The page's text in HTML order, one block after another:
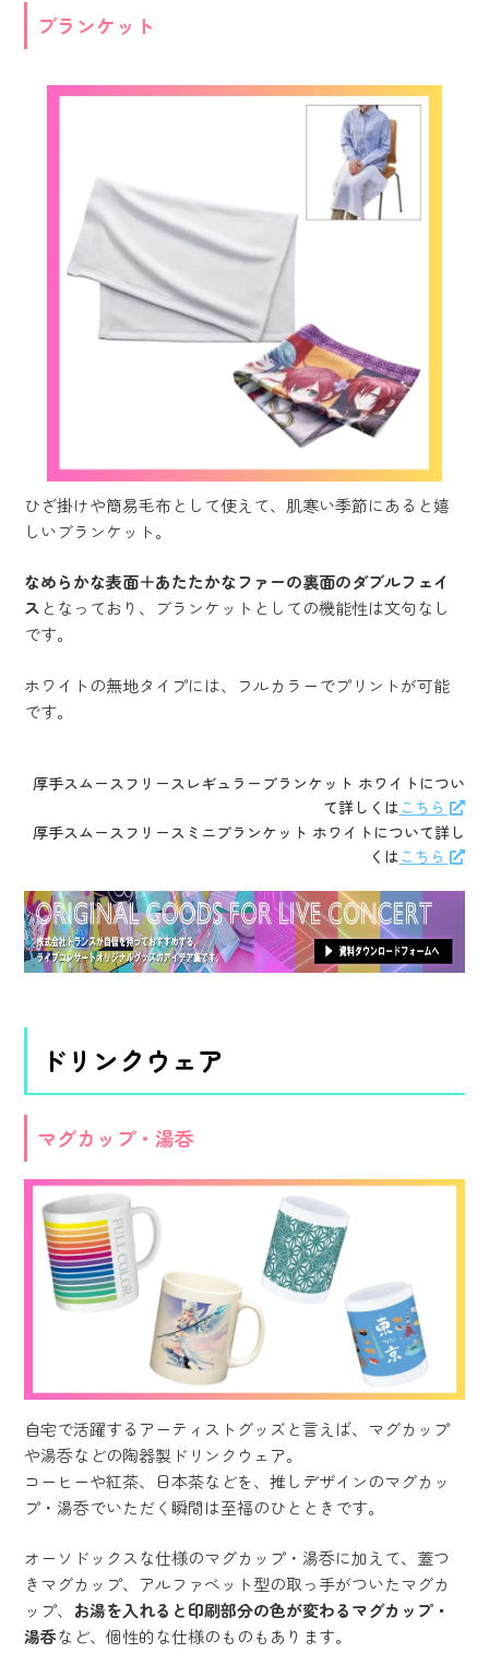
ブランケット
ひざ掛けや簡易毛布として使えて、肌寒い季節にあると嬉
しいブランケット。
なめらかな表面＋あたたかなファーの裏面のダブルフェイ
ス となっており、ブランケットとしての機能性は文句なし
です。
ホワイトの無地タイプには、フルカラーでプリントが可能
です。
厚手スムースフリースレギュラーブランケット ホワイトについ
て詳しくは こちら
厚手スムースフリースミニブランケット ホワイトについて詳し
くは こちら
ドリンクウェア
マグカップ・湯呑
自宅で活躍するアーティストグッズと言えば、マグカップ
や湯呑などの陶器製ドリンクウェア。
コーヒーや紅茶、日本茶などを、推しデザインのマグカッ
プ・湯呑でいただく瞬間は至福のひとときです。
オーソドックスな仕様のマグカップ・湯呑に加えて、蓋つ
きマグカップ、アルファベット型の取っ手がついたマグカ
ップ、 お湯を入れると印刷部分の色が変わるマグカップ・
湯呑など、個性的な仕様のものもあります。